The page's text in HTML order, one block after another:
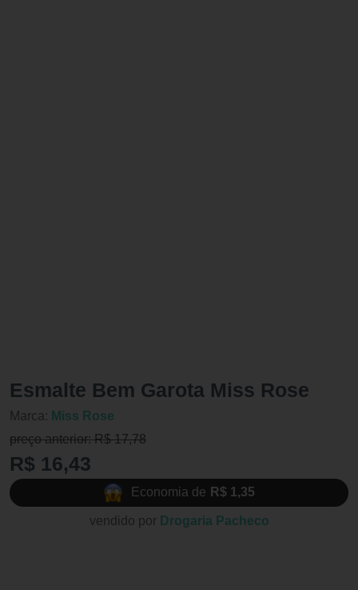
Esmalte Bem Garota Miss Rose
Marca: Miss Rose
preço anterior: R$ 17,78
R$ 16,43
Economia de R$ 1,35
vendido por Drogaria Pacheco